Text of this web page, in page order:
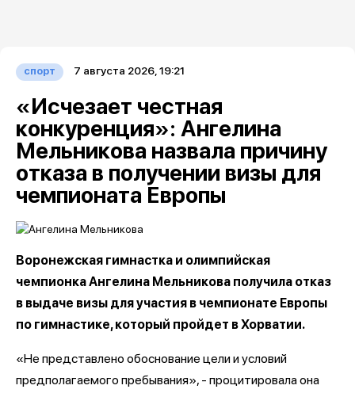
спорт 7 августа 2026, 19:21
«Исчезает честная
конкуренция»: Ангелина
Мельникова назвала причину
отказа в получении визы для
чемпионата Европы
Воронежская гимнастка и олимпийская
чемпионка Ангелина Мельникова получила отказ
в выдаче визы для участия в чемпионате Европы
по гимнастике, который пройдет в Хорватии.
«Не представлено обоснование цели и условий
предполагаемого пребывания», - процитировала она